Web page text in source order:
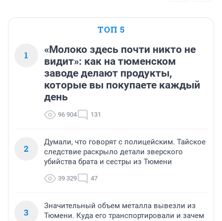
ТОП 5
1
«Молоко здесь почти никто не
видит»: как на тюменском
заводе делают продукты,
которые вы покупаете каждый
день
96 904 131
2
Думали, что говорят с полицейским. Тайское
следствие раскрыло детали зверского
убийства брата и сестры из Тюмени
39 329 47
3
Значительный объем металла вывезли из
Тюмени. Куда его транспортировали и зачем